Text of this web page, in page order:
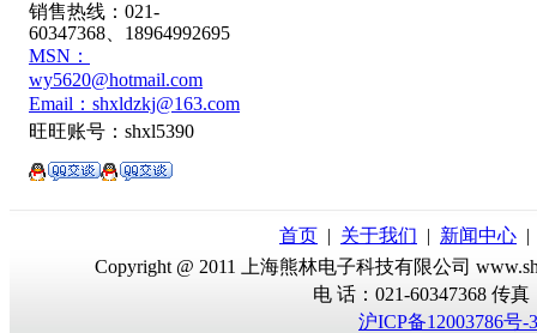
销售热线：021-
60347368、18964992695
MSN：
wy5620@hotmail.com
Email：shxldzkj@163.com
旺旺账号：shxl5390
首页 | 关于我们 | 新闻中心
Copyright @ 2011 上海熊林电子科技有限公司
电 话：021-60347368 传真
沪ICP备12003786号-3